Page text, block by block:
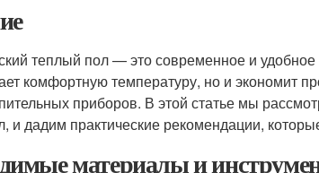
теплый пол — это современное и
комфортную температуру, но и экономит
приборов. В этой статье мы
и дадим практические рекомендации,
материалы и